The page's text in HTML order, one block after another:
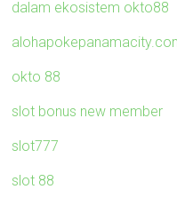
dalam ekosistem okto88
okto 88
slot bonus new member
slot777
slot 88